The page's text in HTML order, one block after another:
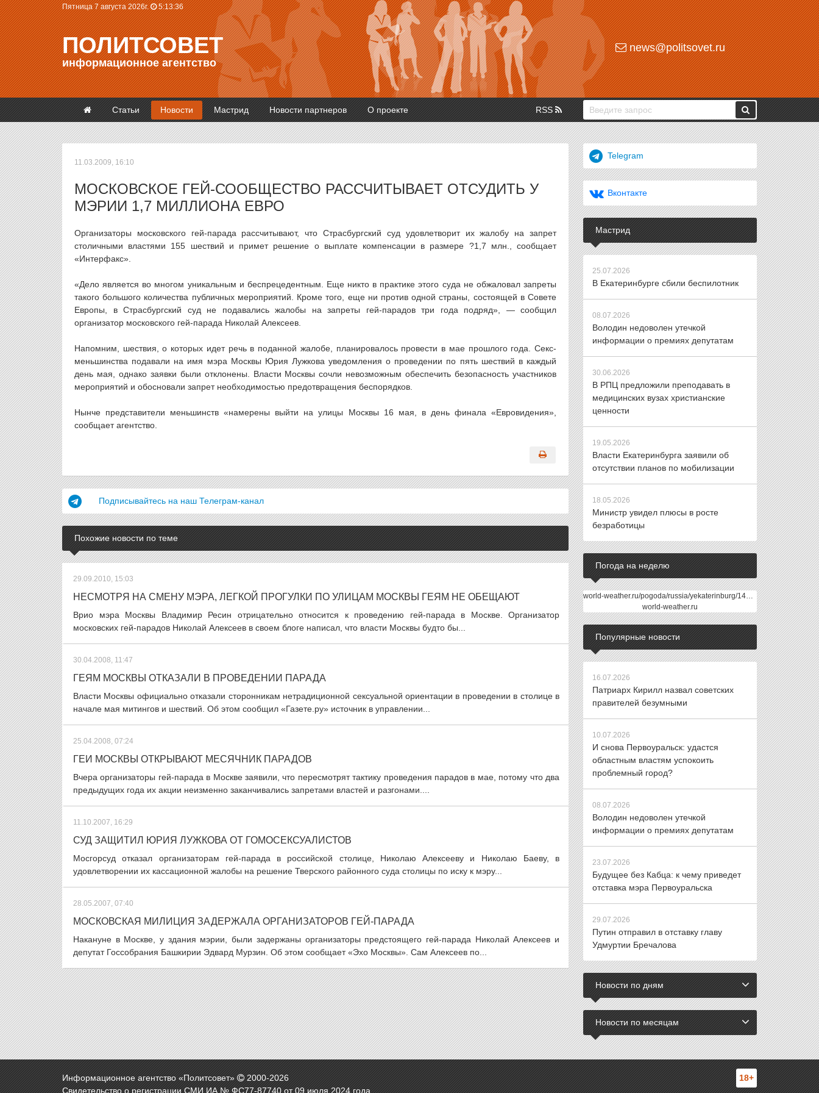
Пятница 7 августа 2026г. 5:13:37
ПОЛИТСОВЕТ
информационное агентство
news@politsovet.ru
Статьи Новости Мастрид Новости партнеров О проекте RSS
11.03.2009, 16:10
МОСКОВСКОЕ ГЕЙ-СООБЩЕСТВО РАССЧИТЫВАЕТ ОТСУДИТЬ У
МЭРИИ 1,7 МИЛЛИОНА ЕВРО
Организаторы московского гей-парада рассчитывают, что Страсбургский суд удовлетворит их жалобу на запрет
столичными властями 155 шествий и примет решение о выплате компенсации в размере ?1,7 млн., сообщает
«Интерфакс».
«Дело является во многом уникальным и беспрецедентным. Еще никто в практике этого суда не обжаловал запреты
такого большого количества публичных мероприятий. Кроме того, еще ни против одной страны, состоящей в Совете
Европы, в Страсбургский суд не подавались жалобы на запреты гей-парадов три года подряд», — сообщил
организатор московского гей-парада Николай Алексеев.
Напомним, шествия, о которых идет речь в поданной жалобе, планировалось провести в мае прошлого года. Секс-
меньшинства подавали на имя мэра Москвы Юрия Лужкова уведомления о проведении по пять шествий в каждый
день мая, однако заявки были отклонены. Власти Москвы сочли невозможным обеспечить безопасность участников
мероприятий и обосновали запрет необходимостью предотвращения беспорядков.
Нынче представители меньшинств «намерены выйти на улицы Москвы 16 мая, в день финала «Евровидения»,
сообщает агентство.
Подписывайтесь на наш Телеграм-канал
Похожие новости по теме
29.09.2010, 15:03
НЕСМОТРЯ НА СМЕНУ МЭРА, ЛЕГКОЙ ПРОГУЛКИ ПО УЛИЦАМ МОСКВЫ ГЕЯМ НЕ ОБЕЩАЮТ
Врио мэра Москвы Владимир Ресин отрицательно относится к проведению гей-парада в Москве. Организатор
московских гей-парадов Николай Алексеев в своем блоге написал, что власти Москвы будто бы...
30.04.2008, 11:47
ГЕЯМ МОСКВЫ ОТКАЗАЛИ В ПРОВЕДЕНИИ ПАРАДА
Власти Москвы официально отказали сторонникам нетрадиционной сексуальной ориентации в проведении в столице в
начале мая митингов и шествий. Об этом сообщил «Газете.ру» источник в управлении...
25.04.2008, 07:24
ГЕИ МОСКВЫ ОТКРЫВАЮТ МЕСЯЧНИК ПАРАДОВ
Вчера организаторы гей-парада в Москве заявили, что пересмотрят тактику проведения парадов в мае, потому что два
предыдущих года их акции неизменно заканчивались запретами властей и разгонами....
11.10.2007, 16:29
СУД ЗАЩИТИЛ ЮРИЯ ЛУЖКОВА ОТ ГОМОСЕКСУАЛИСТОВ
Мосгорсуд отказал организаторам гей-парада в российской столице, Николаю Алексееву и Николаю Баеву, в
удовлетворении их кассационной жалобы на решение Тверского районного суда столицы по иску к мэру...
28.05.2007, 07:40
МОСКОВСКАЯ МИЛИЦИЯ ЗАДЕРЖАЛА ОРГАНИЗАТОРОВ ГЕЙ-ПАРАДА
Накануне в Москве, у здания мэрии, были задержаны организаторы предстоящего гей-парада Николай Алексеев и
депутат Госсобрания Башкирии Эдвард Мурзин. Об этом сообщает «Эхо Москвы». Сам Алексеев по...
Telegram
Вконтакте
Мастрид
25.07.2026
В Екатеринбурге сбили беспилотник
08.07.2026
Володин недоволен утечкой
информации о премиях депутатам
30.06.2026
В РПЦ предложили преподавать в
медицинских вузах христианские
ценности
19.05.2026
Власти Екатеринбурга заявили об
отсутствии планов по мобилизации
18.05.2026
Министр увидел плюсы в росте
безработицы
Погода на неделю
world-weather.ru/pogoda/russia/yekaterinburg/14days/
world-weather.ru
Популярные новости
16.07.2026
Патриарх Кирилл назвал советских
правителей безумными
10.07.2026
И снова Первоуральск: удастся
областным властям успокоить
проблемный город?
08.07.2026
Володин недоволен утечкой
информации о премиях депутатам
23.07.2026
Будущее без Кабца: к чему приведет
отставка мэра Первоуральска
29.07.2026
Путин отправил в отставку главу
Удмуртии Бречалова
Новости по дням
Новости по месяцам
Информационное агентство «Политсовет» 2000-2026
Свидетельство о регистрации СМИ ИА № ФС77-87740 от 09 июля 2024 года.
18+